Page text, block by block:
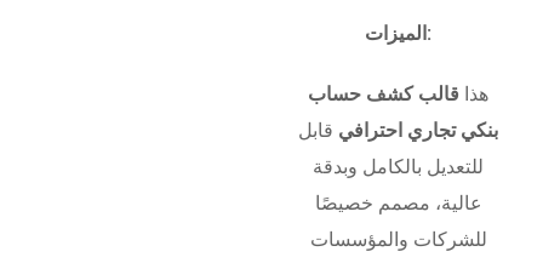
الميزات:
هذا قالب كشف حساب
بنكي تجاري احترافي قابل
للتعديل بالكامل وبدقة
عالية، مصمم خصيصًا
للشركات والمؤسسات